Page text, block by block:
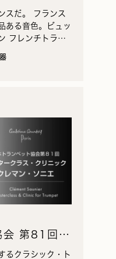
スだ。 フランス
ある音色。ビュッ
フレンチトラン
ャミネ〉、二つの
会 第81回マ
ニック
るクラシック・ト